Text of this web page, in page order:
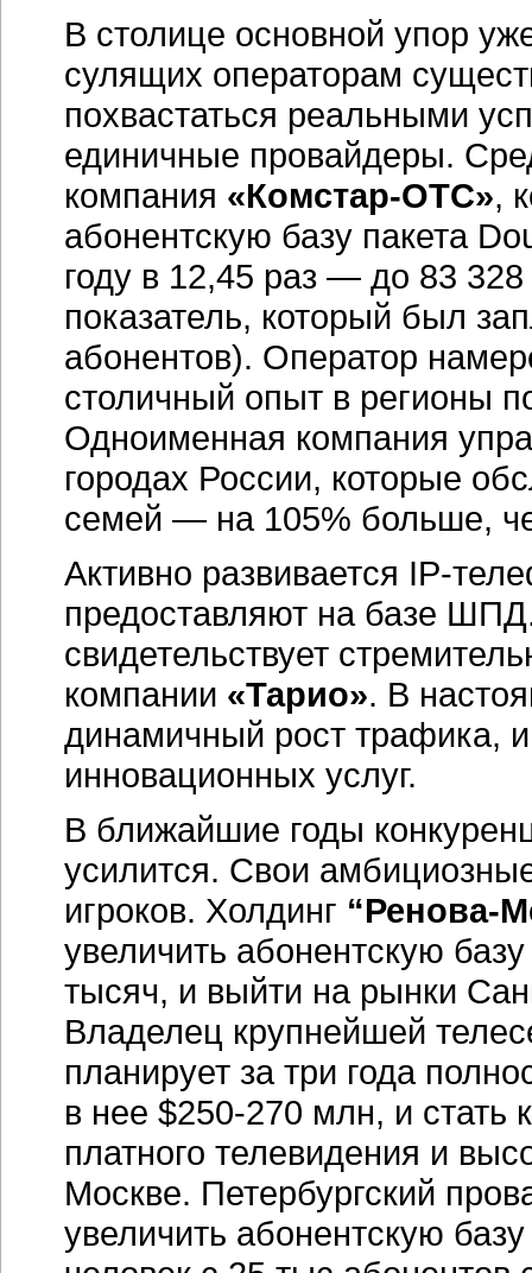
В столице основной упор
сулящих операторам
похвастаться реальными
единичные провайдеры.
компания «Комстар-ОТС»,
абонентскую базу пакета
году в 12,45 раз — до 83
показатель, который был
абонентов). Оператор
столичный опыт в регионы
Одноименная компания
городах России, которые
семей — на 105% больше,
Активно развивается IP-
предоставляют на базе
свидетельствует
компании «Тарио». В
динамичный рост трафика,
инновационных услуг.
В ближайшие годы
усилится. Свои
игроков. Холдинг “Ренова-
увеличить абонентскую
тысяч, и выйти на рынки
Владелец крупнейшей
планирует за три года
в нее $250-270 млн, и стать
платного телевидения и
Москве. Петербургский
увеличить абонентскую